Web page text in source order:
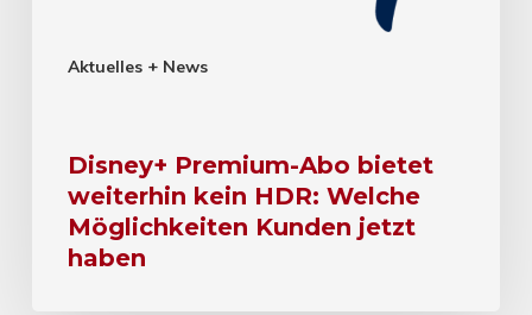
Aktuelles + News
Disney+ Premium-Abo bietet
weiterhin kein HDR: Welche
Möglichkeiten Kunden jetzt
haben